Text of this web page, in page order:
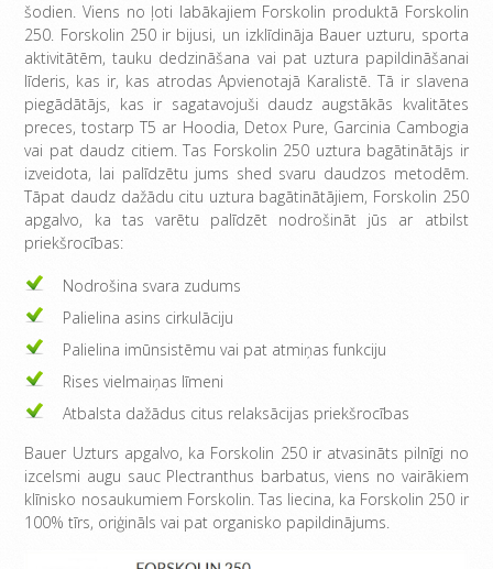
šodien. Viens no ļoti labākajiem Forskolin produktā Forskolin
250. Forskolin 250 ir bijusi, un izklīdināja Bauer uzturu, sporta
aktivitātēm, tauku dedzināšana vai pat uztura papildināšanai
līderis, kas ir, kas atrodas Apvienotajā Karalistē. Tā ir slavena
piegādātājs, kas ir sagatavojuši daudz augstākās kvalitātes
preces, tostarp T5 ar Hoodia, Detox Pure, Garcinia Cambogia
vai pat daudz citiem. Tas Forskolin 250 uztura bagātinātājs ir
izveidota, lai palīdzētu jums shed svaru daudzos metodēm.
Tāpat daudz dažādu citu uztura bagātinātājiem, Forskolin 250
apgalvo, ka tas varētu palīdzēt nodrošināt jūs ar atbilst
priekšrocības:
Nodrošina svara zudums
Palielina asins cirkulāciju
Palielina imūnsistēmu vai pat atmiņas funkciju
Rises vielmaiņas līmeni
Atbalsta dažādus citus relaksācijas priekšrocības
Bauer Uzturs apgalvo, ka Forskolin 250 ir atvasināts pilnīgi no
izcelsmi augu sauc Plectranthus barbatus, viens no vairākiem
klīnisko nosaukumiem Forskolin. Tas liecina, ka Forskolin 250 ir
100% tīrs, oriģināls vai pat organisko papildinājums.